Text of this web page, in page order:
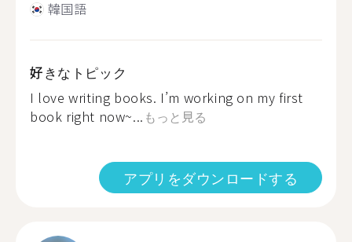
韓国語
好きなトピック
I love writing books. I’m working on my first
book right now~... もっと見る
アプリをダウンロードする